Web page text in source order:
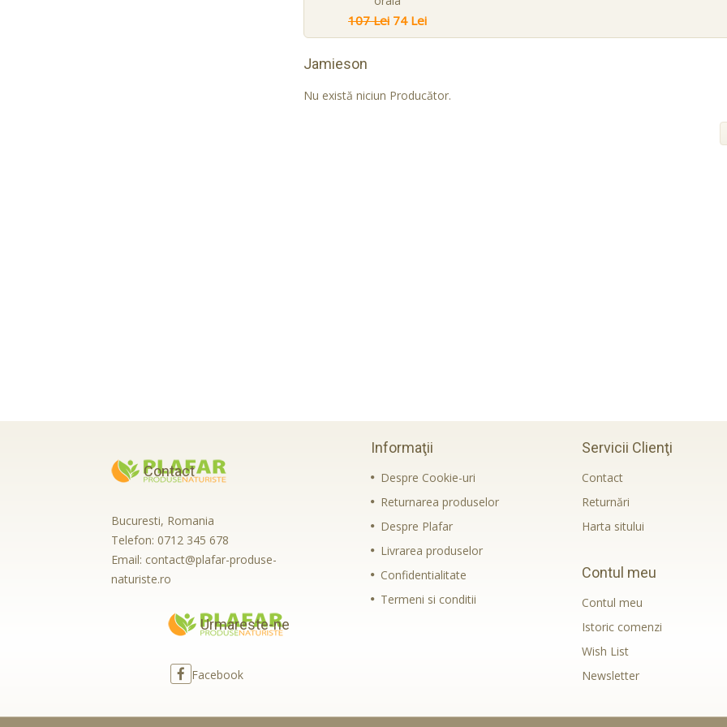
107 Lei 74 Lei
Jamieson
Nu există niciun Producător.
Contact
Bucuresti, Romania
Telefon: 0712 345 678
Email: contact@plafar-produse-
naturiste.ro
Urmareste-ne
Facebook
Informaţii
Despre Cookie-uri
Returnarea produselor
Despre Plafar
Livrarea produselor
Confidentialitate
Termeni si conditii
Servicii Clienţi
Contact
Returnări
Harta sitului
Contul meu
Contul meu
Istoric comenzi
Wish List
Newsletter